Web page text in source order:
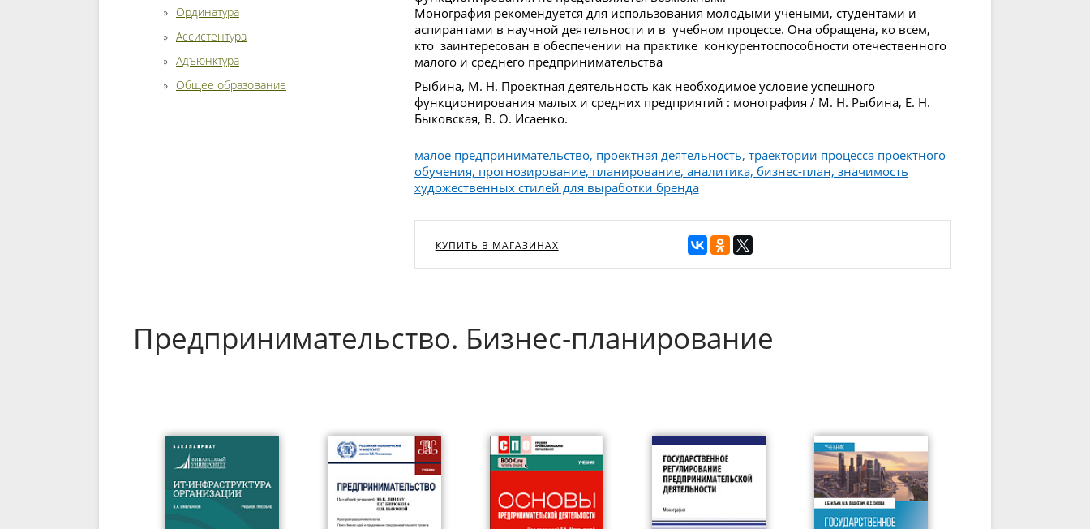
Ординатура
Ассистентура
Адъюнктура
Общее образование
Монография рекомендуется для использования молодыми учеными, студентами и
аспирантами в научной деятельности и в учебном процессе. Она обращена, ко всем,
кто заинтересован в обеспечении на практике конкурентоспособности отечественного
малого и среднего предпринимательства
Рыбина, М. Н. Проектная деятельность как необходимое условие успешного
функционирования малых и средних предприятий : монография / М. Н. Рыбина, Е. Н.
Быковская, В. О. Исаенко.
малое предпринимательство, проектная деятельность, траектории процесса проектного
обучения, прогнозирование, планирование, аналитика, бизнес-план, значимость
художественных стилей для выработки бренда
КУПИТЬ В МАГАЗИНАХ
Предпринимательство. Бизнес-планирование